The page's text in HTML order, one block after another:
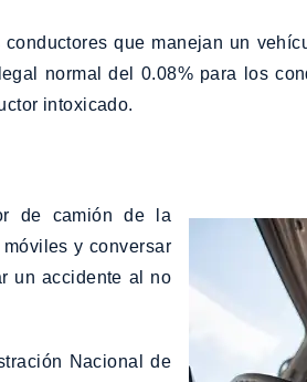
conductores que manejan un
normal del 0.08% para los
intoxicado.
de camión de la
y conversar
un accidente al no
Nacional de